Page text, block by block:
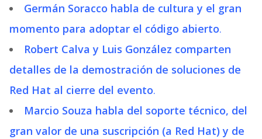
Germán Soracco habla de cultura y el gran
momento para adoptar el código abierto.
Robert Calva y Luis González comparten
detalles de la demostración de soluciones de
Red Hat al cierre del evento.
Marcio Souza habla del soporte técnico, del
gran valor de una suscripción (a Red Hat) y de